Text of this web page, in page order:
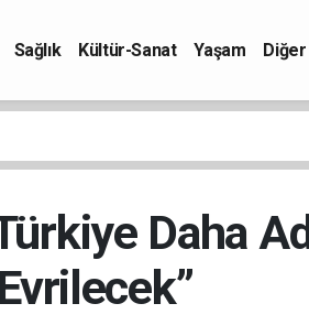
Sağlık Kültür-Sanat Yaşam Diğer
Daha